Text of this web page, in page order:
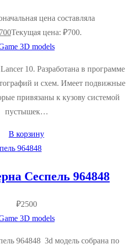
цена составляла
Текущая цена: ₽700.
3D models
10. Разработана в программе
и схем. Имеет подвижные
привязаны к кузову системой
пустышек…
В корзину
Сеспель 964848
₽2500
3D models
964848 3d модель собрана по